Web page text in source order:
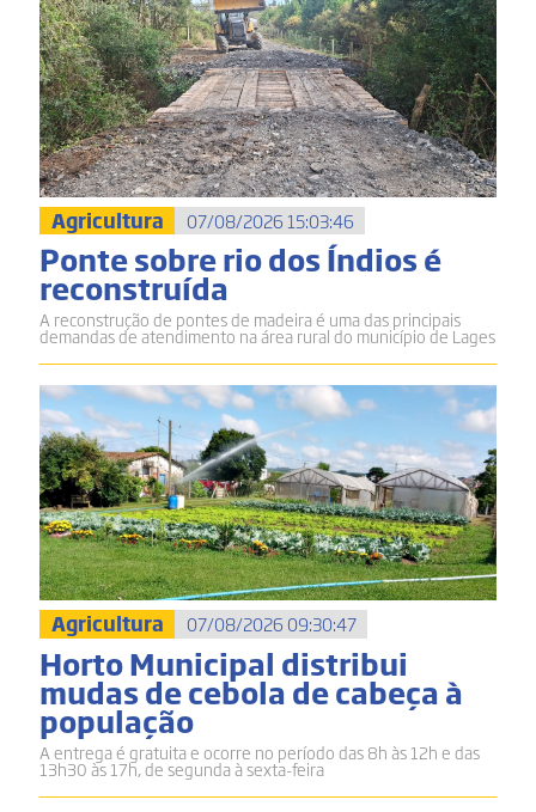
Agricultura 07/08/2026 15:03:46
Ponte sobre rio dos Índios é
reconstruída
A reconstrução de pontes de madeira é uma das principais
demandas de atendimento na área rural do município de Lages
Agricultura 07/08/2026 09:30:47
Horto Municipal distribui
mudas de cebola de cabeça à
população
A entrega é gratuita e ocorre no período das 8h às 12h e das
13h30 às 17h, de segunda à sexta-feira